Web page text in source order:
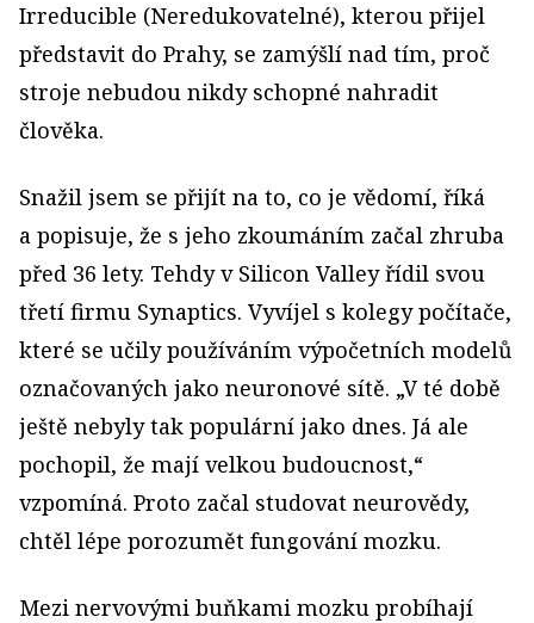
Irreducible (Neredukovatelné), kterou přijel
představit do Prahy, se zamýšlí nad tím, proč
stroje nebudou nikdy schopné nahradit
člověka.
Snažil jsem se přijít na to, co je vědomí, říká
a popisuje, že s jeho zkoumáním začal zhruba
před 36 lety. Tehdy v Silicon Valley řídil svou
třetí firmu Synaptics. Vyvíjel s kolegy počítače,
které se učily používáním výpočetních modelů
označovaných jako neuronové sítě. „V té době
ještě nebyly tak populární jako dnes. Já ale
pochopil, že mají velkou budoucnost,“
vzpomíná. Proto začal studovat neurovědy,
chtěl lépe porozumět fungování mozku.
Mezi nervovými buňkami mozku probíhají